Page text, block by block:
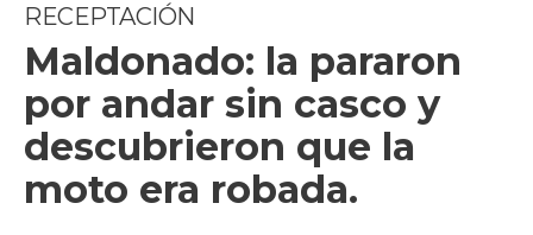
RECEPTACIÓN
Maldonado: la pararon
por andar sin casco y
descubrieron que la
moto era robada.